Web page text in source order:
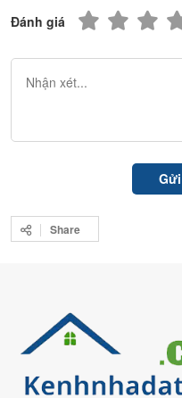
Đánh giá
Share